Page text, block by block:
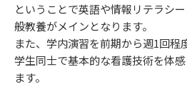
ということで英語や情報リテラシ
般教養がメインとなります。
また、学内演習を前期から週1回程
学生同士で基本的な看護技術を体
ます。